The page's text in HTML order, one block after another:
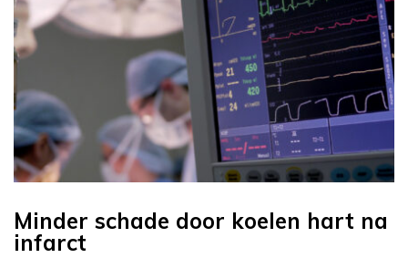
Minder schade door koelen hart na
infarct